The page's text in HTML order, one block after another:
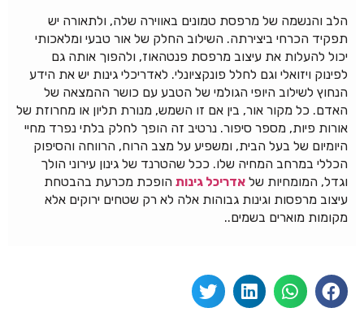
הלב והנשמה של מרפסת טמונים באווירה שלה, ולתאורה יש
תפקיד הכרחי ביצירתה. השילוב החלק של אור טבעי ומלאכותי
יכול להעלות את עיצוב מרפסת פנטהאוז, ולהפוך אותה גם
לפינוק ויזואלי וגם לחלל פונקציונלי. לאדריכלי גינות יש את הידע
הנחוץ לשילוב היופי הגולמי של הטבע עם כושר ההמצאה של
האדם. כל מקור אור, בין אם זו השמש, מנורת תליון או מחרוזת של
אורות פיות, מספר סיפור. נרטיב זה הופך לחלק בלתי נפרד מחיי
היומיום של בעל הבית, ומשפיע על מצב הרוח, הרווחה והסיפוק
הכללי במרחב המחיה שלו. ככל שהטרנד של גינון עירוני הולך
וגדל, המומחיות של אדריכל גינות הופכת מכרעת בהבטחת
עיצוב מרפסות וגינות גבוהות אלה לא רק שטחים ירוקים אלא
מקומות מוארים בשמים..